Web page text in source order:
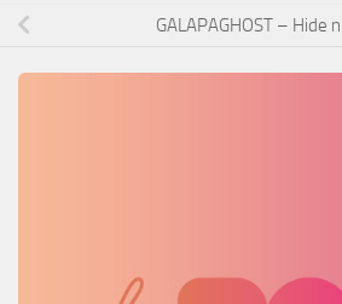
GALAPAGHOST – Hide